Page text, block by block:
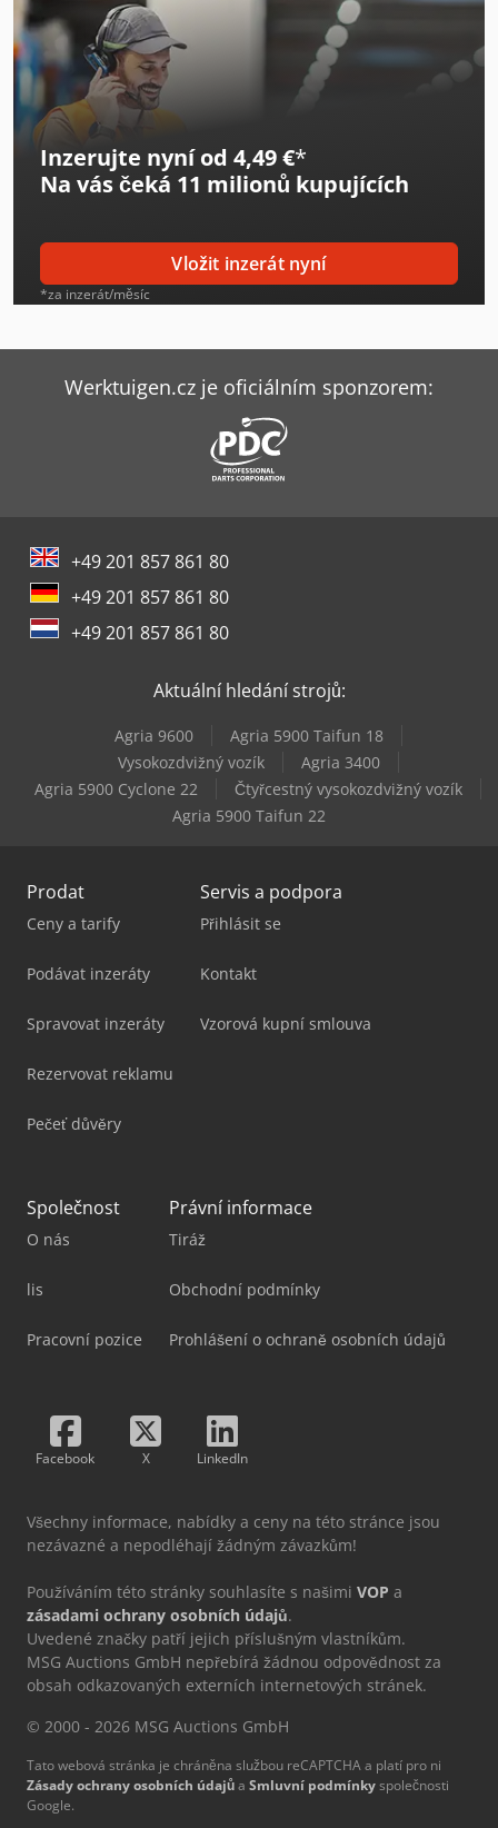
Haas Tl-1
Haas Tl-2
Haas Tm-1P
Haas Tm-2
Haas Umc-500
Haas Vf-1
Haas Vf-2Ss
Haas Vf-3Yt
Haas Vf-4
Haas Vf-9/40
Haas Vm-3
Inzerujte nyní od 4,49 €*
Na vás čeká 11 milionů kupujících
Vložit inzerát nyní
*za inzerát/měsíc
Werktuigen.cz je oficiálním sponzorem:
+49 201 857 861 80
+49 201 857 861 80
+49 201 857 861 80
Aktuální hledání strojů:
Agria 9600
Agria 5900 Taifun 18
Vysokozdvižný vozík
Agria 3400
Agria 5900 Cyclone 22
Čtyřcestný vysokozdvižný vozík
Agria 5900 Taifun 22
Prodat
Ceny a tarify
Podávat inzeráty
Spravovat inzeráty
Rezervovat reklamu
Pečeť důvěry
Servis a podpora
Přihlásit se
Kontakt
Vzorová kupní smlouva
Společnost
O nás
lis
Pracovní pozice
Právní informace
Tiráž
Obchodní podmínky
Prohlášení o ochraně osobních údajů
Facebook X LinkedIn
Všechny informace, nabídky a ceny na této stránce jsou
nezávazné a nepodléhají žádným závazkům!
Používáním této stránky souhlasíte s našimi VOP a
zásadami ochrany osobních údajů.
Uvedené značky patří jejich příslušným vlastníkům.
MSG Auctions GmbH nepřebírá žádnou odpovědnost za
obsah odkazovaných externích internetových stránek.
© 2000 - 2026 MSG Auctions GmbH
Tato webová stránka je chráněna službou reCAPTCHA a platí pro ni
Zásady ochrany osobních údajůa Smluvní podmínkyspolečnosti
Google.